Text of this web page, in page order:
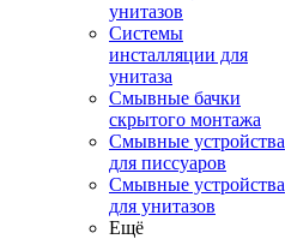
унитазов
Системы
инсталляции для
унитаза
Смывные бачки
скрытого монтажа
Смывные устройства
для писсуаров
Смывные устройства
для унитазов
Ещё